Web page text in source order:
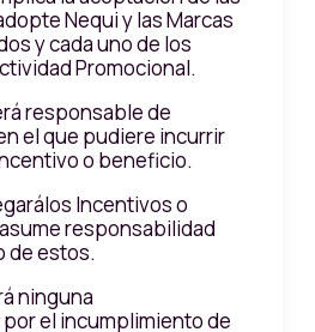
Nequi y las Marcas
y cada uno de los
Promocional.
responsable de
el que pudiere incurrir
o beneficio.
Incentivos o
responsabilidad
de estos.
ninguna
el incumplimiento de